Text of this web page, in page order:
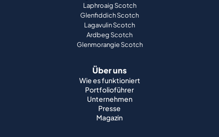
Laphroaig Scotch
Glenfiddich Scotch
Lagavulin Scotch
Ardbeg Scotch
Glenmorangie Scotch
Über uns
Wie es funktioniert
Portfolioführer
Unternehmen
Presse
Magazin